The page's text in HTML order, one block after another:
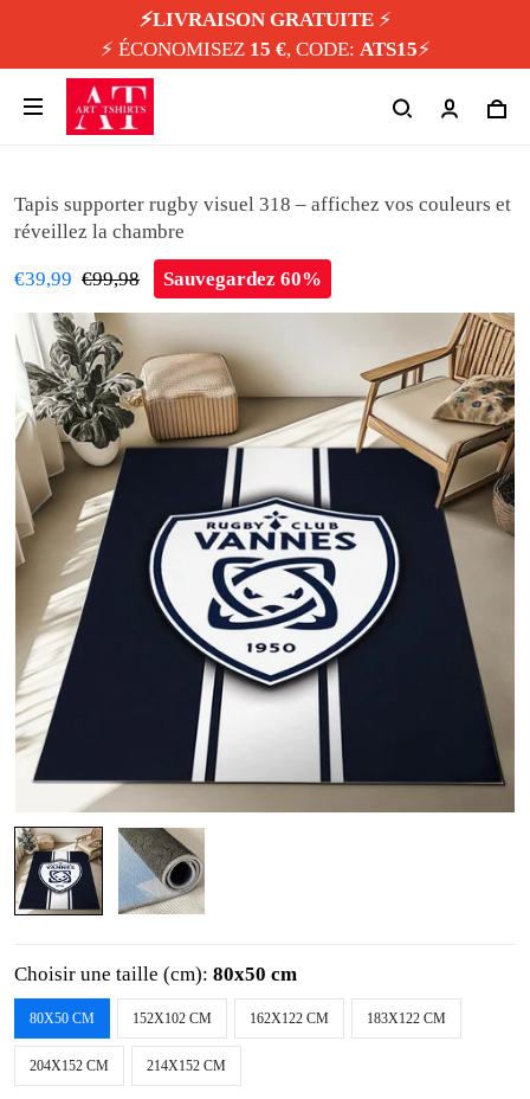
⚡️LIVRAISON GRATUITE⚡️
⚡️ ÉCONOMISEZ 15 €, CODE: ATS15⚡️
Tapis supporter rugby visuel 318 – affichez vos couleurs et
réveillez la chambre
€39,99 €99,98 Sauvegardez 60%
Choisir une taille (cm): 80x50 cm
80X50 CM 152X102 CM 162X122 CM 183X122 CM
204X152 CM 214X152 CM